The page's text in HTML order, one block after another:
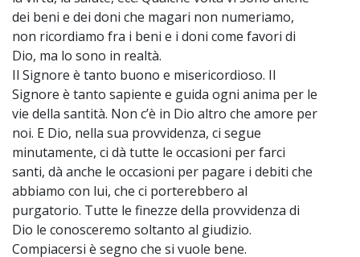
dei beni e dei doni che magari non numeriamo,
non ricordiamo fra i beni e i doni come favori di
Dio, ma lo sono in realtà.
Il Signore è tanto buono e misericordioso. Il
Signore è tanto sapiente e guida ogni anima per le
vie della santità. Non c’è in Dio altro che amore per
noi. E Dio, nella sua provvidenza, ci segue
minutamente, ci dà tutte le occasioni per farci
santi, dà anche le occasioni per pagare i debiti che
abbiamo con lui, che ci porterebbero al
purgatorio. Tutte le finezze della provvidenza di
Dio le conosceremo soltanto al giudizio.
Compiacersi è segno che si vuole bene.